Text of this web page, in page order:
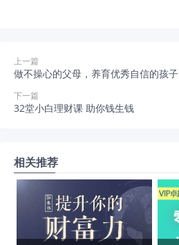
上一篇
做不操心的父母，养育优秀自信的孩子
下一篇
32堂小白理财课 助你钱生钱
相关推荐